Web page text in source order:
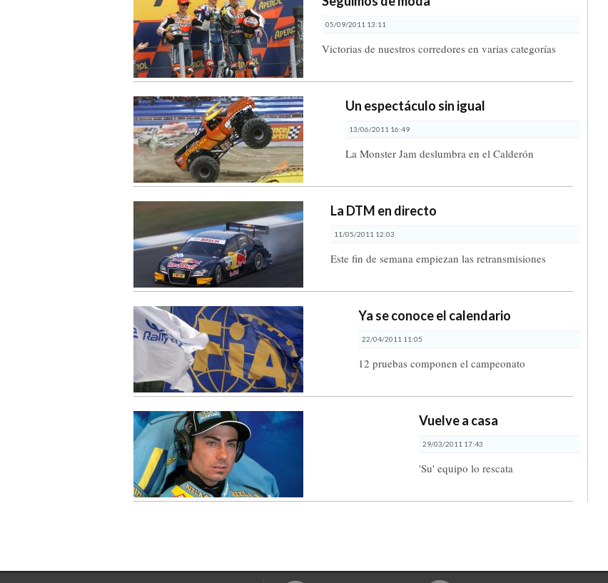
05/09/2011 13:11
Victorias de nuestros corredores en varias categorías
Un espectáculo sin igual
13/06/2011 16:49
La Monster Jam deslumbra en el Calderón
La DTM en directo
11/05/2011 12:03
Este fin de semana empiezan las retransmisiones
Ya se conoce el calendario
22/04/2011 11:05
12 pruebas componen el campeonato
Vuelve a casa
29/03/2011 17:43
'Su' equipo lo rescata